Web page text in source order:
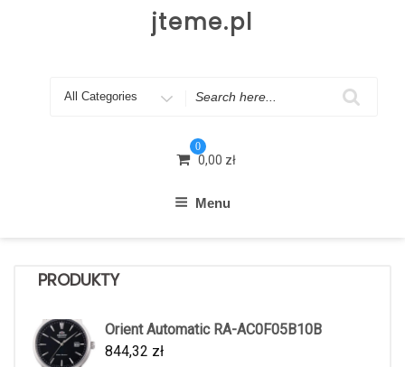
jteme.pl
Search
0
0,00 zł
Menu
PRODUKTY
Orient Automatic RA-AC0F05B10B
844,32 zł